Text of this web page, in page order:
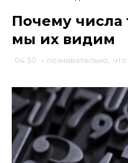
Почему числа
мы их видим
04:30 - познавательно